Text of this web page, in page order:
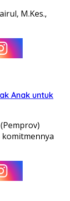
M.Kes.,
Anak untuk